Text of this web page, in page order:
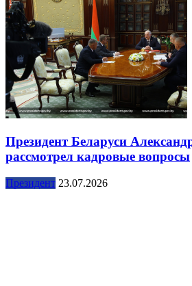
Президент Беларуси
рассмотрел кадровые вопросы
Президент 23.07.2026